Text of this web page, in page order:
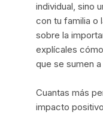
individual, sino
con tu familia o
sobre la
explícales
que se sumen
Cuantas más
impacto